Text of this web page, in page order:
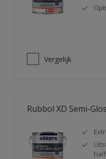
Vergelijk
Rubbol XD Semi-